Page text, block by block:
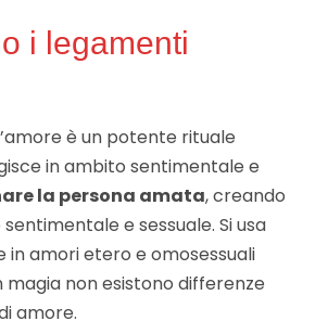
i legamenti
è un potente rituale
in ambito sentimentale e
la persona amata, creando
e sessuale. Si usa
in amori etero e omosessuali
non esistono differenze
amore.